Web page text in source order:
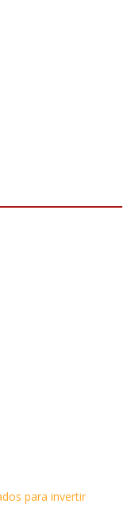
para invertir